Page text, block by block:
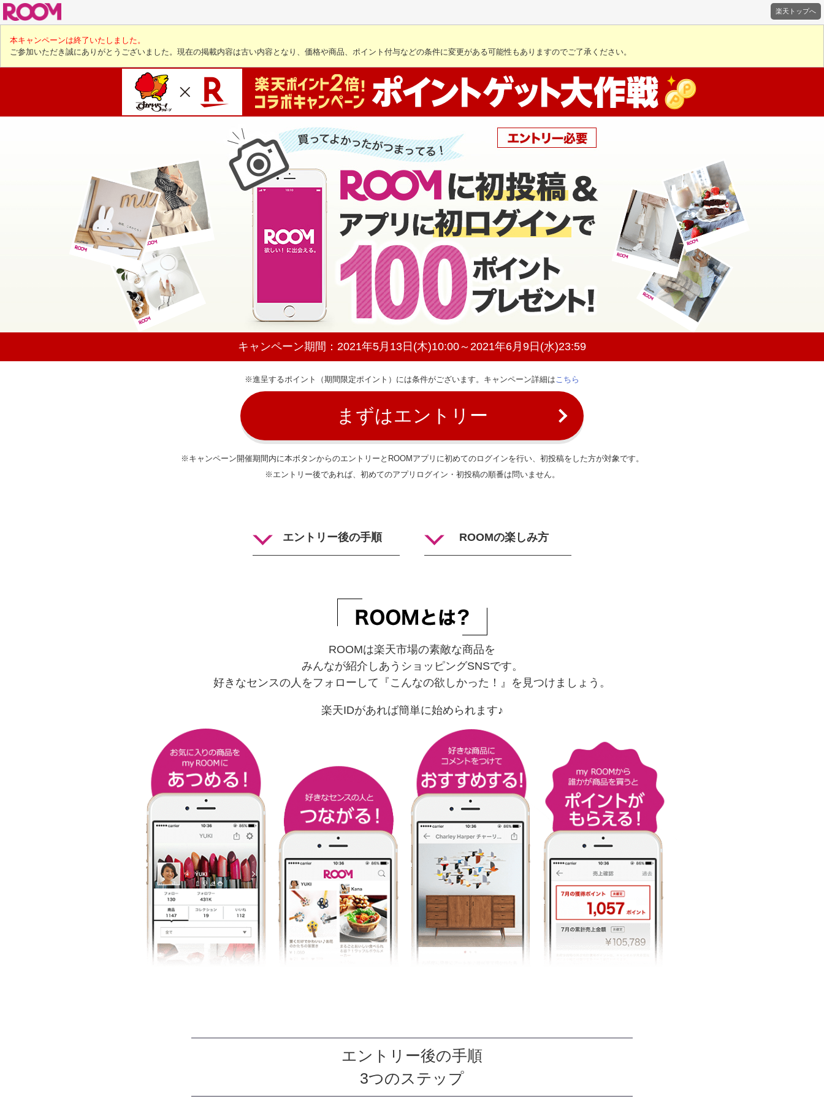
楽天トップへ
本キャンペーンは終了いたしました。
ご参加いただき誠にありがとうございました。現在の掲載内容は古い内容となり、価格や商品、ポイント付与などの条件に変更がある可能性もありますのでご了承ください。
キャンペーン期間： 2021年5月13日(木)10:00～2021年6月9日(水)23:59
※進呈するポイント（期間限定ポイント）には条件がございます。キャンペーン詳細はこちら
まずはエントリー
※キャンペーン開催期間内に本ボタンからのエントリーとROOMアプリに初めてのログインを行い、初投稿をした方が対象です。
※エントリー後であれば、初めてのアプリログイン・初投稿の順番は問いません。
エントリー後の手順 ROOMの楽しみ方
ROOMは楽天市場の素敵な商品を
みんなが紹介しあうショッピングSNSです。
好きなセンスの人をフォローして『こんなの欲しかった！』を見つけましょう。
楽天IDがあれば簡単に始められます♪
エントリー後の手順
3つのステップ